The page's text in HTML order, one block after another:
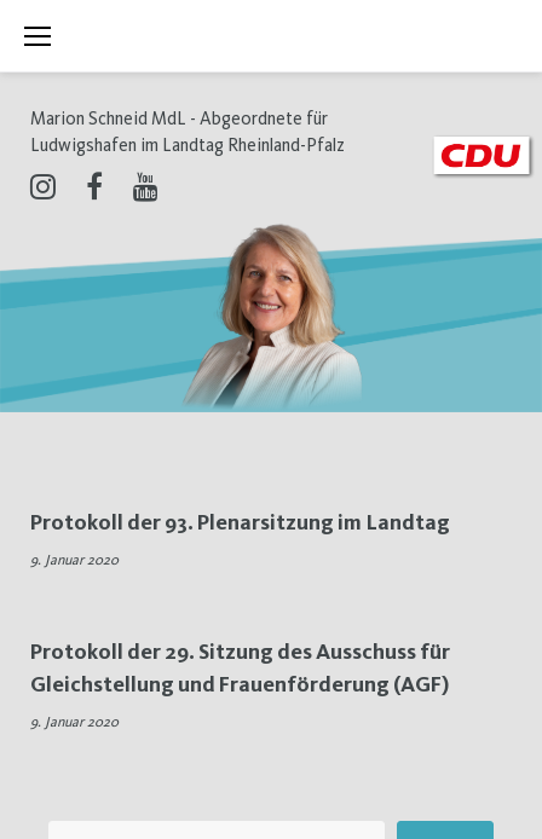
Inhalt
Marion Schneid MdL - Abgeordnete für
Ludwigshafen im Landtag Rheinland-Pfalz
Tag:
9.
Januar
2020
Protokoll der 93. Plenarsitzung im Landtag
9. Januar 2020
Protokoll der 29. Sitzung des Ausschuss für
Gleichstellung und Frauenförderung (AGF)
9. Januar 2020